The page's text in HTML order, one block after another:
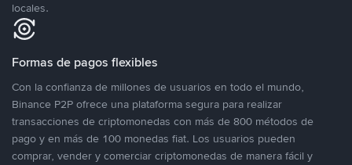
locales.
Formas de pagos flexibles
Con la confianza de millones de usuarios en todo el mundo,
Binance P2P ofrece una plataforma segura para realizar
transacciones de criptomonedas con más de 800 métodos de
pago y en más de 100 monedas fiat. Los usuarios pueden
comprar, vender y comerciar criptomonedas de manera fácil y